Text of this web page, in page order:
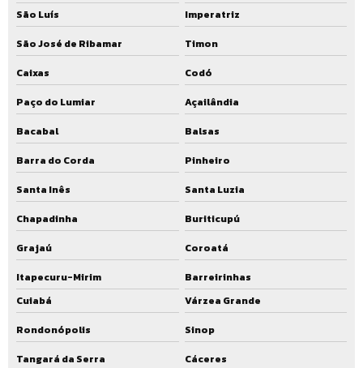
São Luís
Imperatriz
São José de Ribamar
Timon
Caixas
Codó
Paço do Lumiar
Açailândia
Bacabal
Balsas
Barra do Corda
Pinheiro
Santa Inês
Santa Luzia
Chapadinha
Buriticupú
Grajaú
Coroatá
Itapecuru-Mirim
Barreirinhas
Cuiabá
Várzea Grande
Rondonópolis
Sinop
Tangará da Serra
Cáceres